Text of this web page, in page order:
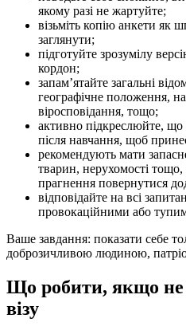
якому разі не жартуйте;
візьміть копію анкети як
заглянути;
підготуйте зрозумілу
кордон;
запам’ятайте загальні
географічне положення,
віросповідання, тощо;
активно підкреслюйте,
після навчання, щоб
рекомендують мати
тварин, нерухомості
прагнення повернутися
відповідайте на всі
провокаційними або
Ваше завдання: показати себе
доброзичливою людиною,
Що робити, якщо не
візу